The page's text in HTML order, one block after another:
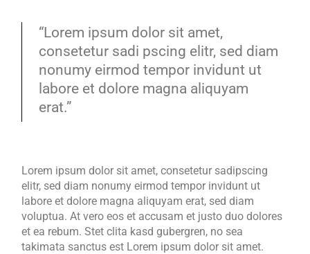
“Lorem ipsum dolor sit amet,
consetetur sadi pscing elitr, sed diam
nonumy eirmod tempor invidunt ut
labore et dolore magna aliquyam
erat.”
Lorem ipsum dolor sit amet, consetetur sadipscing
elitr, sed diam nonumy eirmod tempor invidunt ut
labore et dolore magna aliquyam erat, sed diam
voluptua. At vero eos et accusam et justo duo dolores
et ea rebum. Stet clita kasd gubergren, no sea
takimata sanctus est Lorem ipsum dolor sit amet.